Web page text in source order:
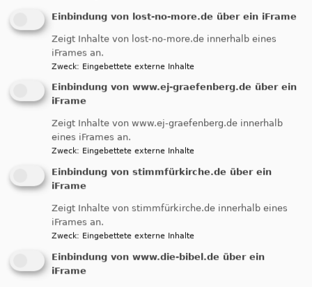
Musikalische und sonstige Veranstaltungen sind eine
große Bereicherung für unsere Gemeinde. Unser
Konzertteam kümmert sich darum, dass solche
stattfinden können. Es besteht aus vier ständigen
Benedek, Dr. Constanze Pott und Ralf Sauer). Die
Leitung des Teams liegt seit Anfang 2013 in den
Termine der kommenden Konzerte
Zurück
Einbindung von lost-no-more.de über ein iFrame
Zeigt Inhalte von lost-no-more.de innerhalb eines
iFrames an.
Zweck: Eingebettete externe Inhalte
Einbindung von www.ej-graefenberg.de über ein
iFrame
Zeigt Inhalte von www.ej-graefenberg.de innerhalb
eines iFrames an.
Zweck: Eingebettete externe Inhalte
Einbindung von stimmfürkirche.de über ein
iFrame
Zeigt Inhalte von stimmfürkirche.de innerhalb eines
iFrames an.
Zweck: Eingebettete externe Inhalte
Einbindung von www.die-bibel.de über ein
iFrame